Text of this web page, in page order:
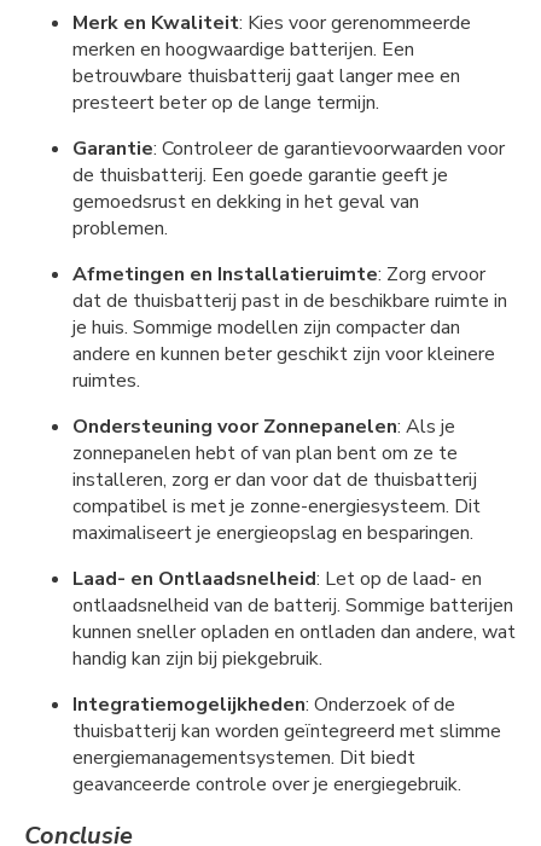
Merk en Kwaliteit: Kies voor gerenommeerde
merken en hoogwaardige batterijen. Een
betrouwbare thuisbatterij gaat langer mee en
presteert beter op de lange termijn.
Garantie: Controleer de garantievoorwaarden voor
de thuisbatterij. Een goede garantie geeft je
gemoedsrust en dekking in het geval van
problemen.
Afmetingen en Installatieruimte: Zorg ervoor
dat de thuisbatterij past in de beschikbare ruimte in
je huis. Sommige modellen zijn compacter dan
andere en kunnen beter geschikt zijn voor kleinere
ruimtes.
Ondersteuning voor Zonnepanelen: Als je
zonnepanelen hebt of van plan bent om ze te
installeren, zorg er dan voor dat de thuisbatterij
compatibel is met je zonne-energiesysteem. Dit
maximaliseert je energieopslag en besparingen.
Laad- en Ontlaadsnelheid: Let op de laad- en
ontlaadsnelheid van de batterij. Sommige batterijen
kunnen sneller opladen en ontladen dan andere, wat
handig kan zijn bij piekgebruik.
Integratiemogelijkheden: Onderzoek of de
thuisbatterij kan worden geïntegreerd met slimme
energiemanagementsystemen. Dit biedt
geavanceerde controle over je energiegebruik.
Conclusie